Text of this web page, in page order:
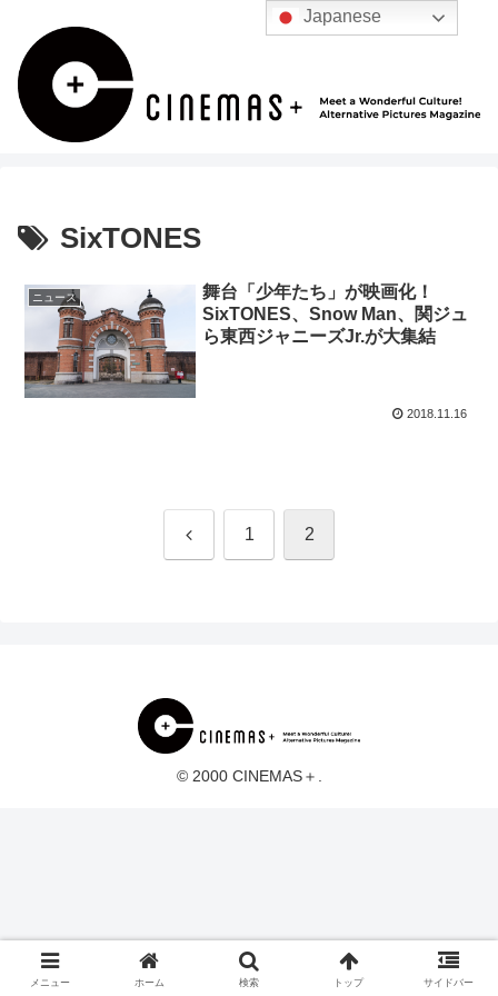
SixTONES
ニュース
舞台「少年たち」が映画化！
SixTONES、Snow Man、関ジュ
ら東西ジャニーズJr.が大集結
2018.11.16
前 1 2
© 2000 CINEMAS＋.
メニュー ホーム 検索 トップ サイドバー
Japanese